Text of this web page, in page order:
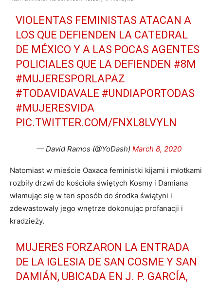
VIOLENTAS FEMINISTAS ATACAN A
LOS QUE DEFIENDEN LA CATEDRAL
DE MÉXICO Y A LAS POCAS AGENTES
POLICIALES QUE LA DEFIENDEN #8M
#MUJERESPORLAPAZ
#TODAVIDAVALE #UNDIAPORTODAS
#MUJERESVIDA
PIC.TWITTER.COM/FNXL8LVYLN
— David Ramos (@YoDash) March 8, 2020
Natomiast w mieście Oaxaca feministki kijami i młotkami
rozbiły drzwi do kościoła świętych Kosmy i Damiana
włamując się w ten sposób do środka świątyni i
zdewastowały jego wnętrze dokonując profanacji i
kradzieży.
MUJERES FORZARON LA ENTRADA
DE LA IGLESIA DE SAN COSME Y SAN
DAMIÁN, UBICADA EN J. P. GARCÍA,